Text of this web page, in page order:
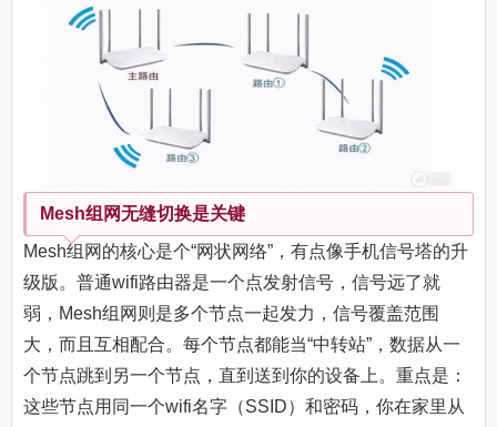
Mesh组网无缝切换是关键
Mesh组网的核心是个“网状网络”，有点像手机信号塔的升
级版。普通wifi路由器是一个点发射信号，信号远了就
弱，Mesh组网则是多个节点一起发力，信号覆盖范围
大，而且互相配合。每个节点都能当“中转站”，数据从一
个节点跳到另一个节点，直到送到你的设备上。重点是：
这些节点用同一个wifi名字（SSID）和密码，你在家里从